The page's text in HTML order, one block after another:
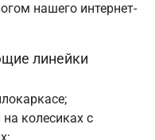
нашего интернет-
линейки
колесиках c